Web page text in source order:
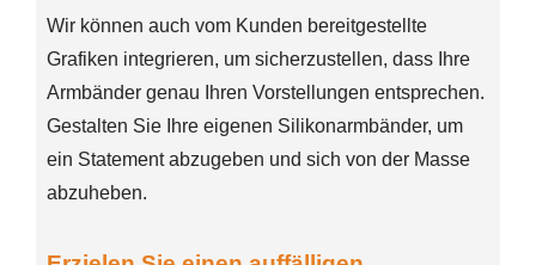
Wir können auch vom Kunden bereitgestellte
Grafiken integrieren, um sicherzustellen, dass Ihre
Armbänder genau Ihren Vorstellungen entsprechen.
Gestalten Sie Ihre eigenen Silikonarmbänder, um
ein Statement abzugeben und sich von der Masse
abzuheben.